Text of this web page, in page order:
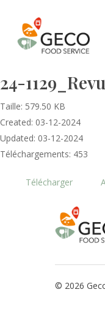
24-
Taille: 579.50 KB
Created: 03-12-2024
Updated: 03-12-2024
Téléchargements: 453
Télécharger
© 2026